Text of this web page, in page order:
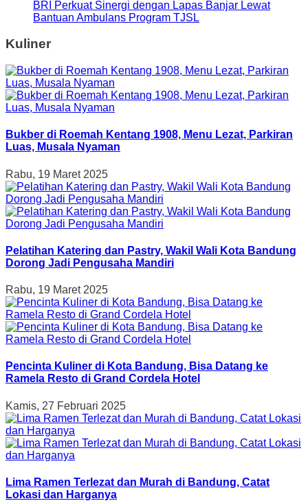
BRI Perkuat Sinergi dengan Lapas Banjar Lewat
Bantuan Ambulans Program TJSL
Kuliner
Bukber di Roemah Kentang 1908, Menu Lezat, Parkiran
Luas, Musala Nyaman
Rabu, 19 Maret 2025
Pelatihan Katering dan Pastry, Wakil Wali Kota Bandung
Dorong Jadi Pengusaha Mandiri
Rabu, 19 Maret 2025
Pencinta Kuliner di Kota Bandung, Bisa Datang ke
Ramela Resto di Grand Cordela Hotel
Kamis, 27 Februari 2025
Lima Ramen Terlezat dan Murah di Bandung, Catat
Lokasi dan Harganya